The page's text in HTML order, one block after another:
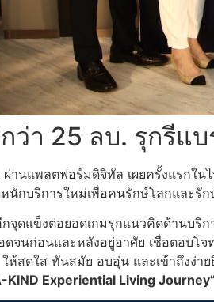
ว่า 25 ลบ. รุกรีแ
ผ่านแพลตฟอร์มดิจิทัล เผยครั้งแรก
นักบริการใหม่เพื่อคนรักษ์โลกและรั
จุดแข็งต่อยอดเกมรุกแนวคิดด้านบริก
จนก่อนและหลังอยู่อาศัย เชื่อตอบโ
ให้สดใส ทันสมัย อบอุ่น และเข้าถึงง่
KIND Experiential Living Journey”